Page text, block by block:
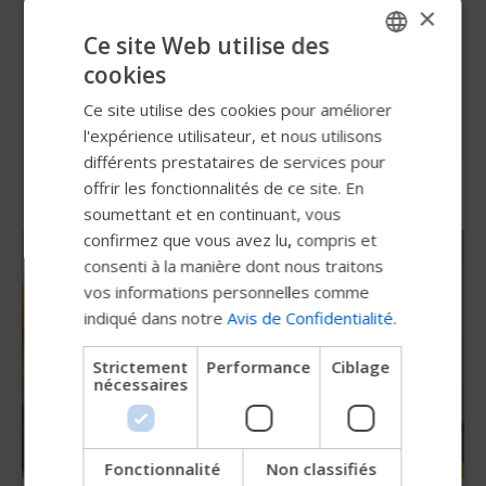
Innovating for Individuals
depuis 1967
SWEDISH
DUTCH
GERMAN
DANISH
NORWEGIAN
CHINESE (SIMPLIFIED)
SPANISH
×
Ce site Web utilise des
cookies
Ce site utilise des cookies pour améliorer
l'expérience utilisateur, et nous utilisons
différents prestataires de services pour
offrir les fonctionnalités de ce site. En
soumettant et en continuant, vous
confirmez que vous avez lu, compris et
consenti à la manière dont nous traitons
vos informations personnelles comme
indiqué dans notreAvis de Confidentialité.
Strictement
nécessaires
Performance Ciblage
Fonctionnalité Non classifiés